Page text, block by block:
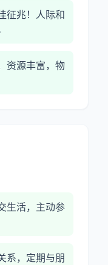
征兆！人际和
资源丰富，物
生活，主动参
系，定期与朋